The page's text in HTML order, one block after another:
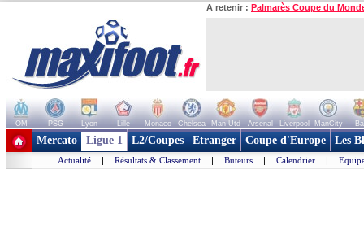
A retenir : Palmarès Coupe du
OM PSG Lyon Lille Monaco Chelsea Man Utd Arsenal Liverpool ManCity
+ de clubs
Mercato Ligue 1 L2/Coupes Etranger Coupe d'Europe Les
Actualité | Résultats & Classement | Buteurs | Calendrier |